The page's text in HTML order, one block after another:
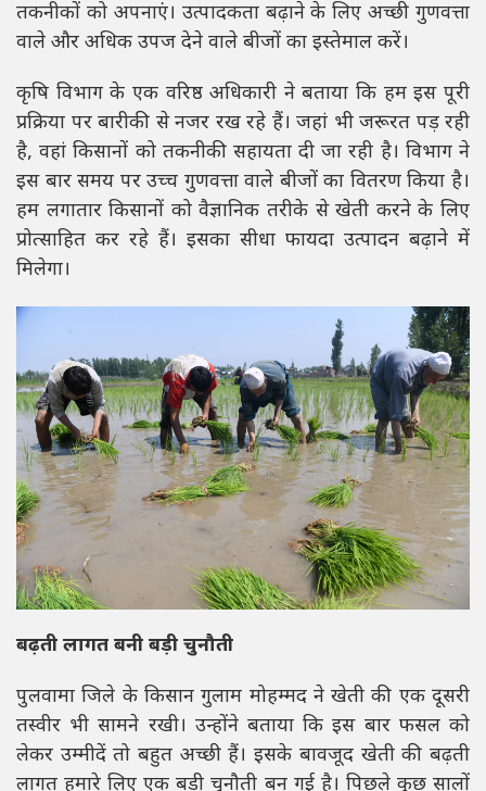
तकनीकों को अपनाएं। उत्पादकता बढ़ाने के लिए अच्छी गुणवत्ता
वाले और अधिक उपज देने वाले बीजों का इस्तेमाल करें।
कृषि विभाग के एक वरिष्ठ अधिकारी ने बताया कि हम इस पूरी
प्रक्रिया पर बारीकी से नजर रख रहे हैं। जहां भी जरूरत पड़ रही
है, वहां किसानों को तकनीकी सहायता दी जा रही है। विभाग ने
इस बार समय पर उच्च गुणवत्ता वाले बीजों का वितरण किया है।
हम लगातार किसानों को वैज्ञानिक तरीके से खेती करने के लिए
प्रोत्साहित कर रहे हैं। इसका सीधा फायदा उत्पादन बढ़ाने में
मिलेगा।
बढ़ती लागत बनी बड़ी चुनौती
पुलवामा जिले के किसान गुलाम मोहम्मद ने खेती की एक दूसरी
तस्वीर भी सामने रखी। उन्होंने बताया कि इस बार फसल को
लेकर उम्मीदें तो बहुत अच्छी हैं। इसके बावजूद खेती की बढ़ती
लागत हमारे लिए एक बड़ी चुनौती बन गई है। पिछले कुछ सालों